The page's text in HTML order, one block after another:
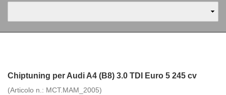
Chiptuning per Audi A4 (B8) 3.0 TDI Euro 5 245 cv
(Articolo n.: MCT.MAM_2005)